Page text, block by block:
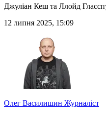
Джуліан Кеш та Ллойд
12 липня 2025, 15:09
Олег Василишин Журналіст